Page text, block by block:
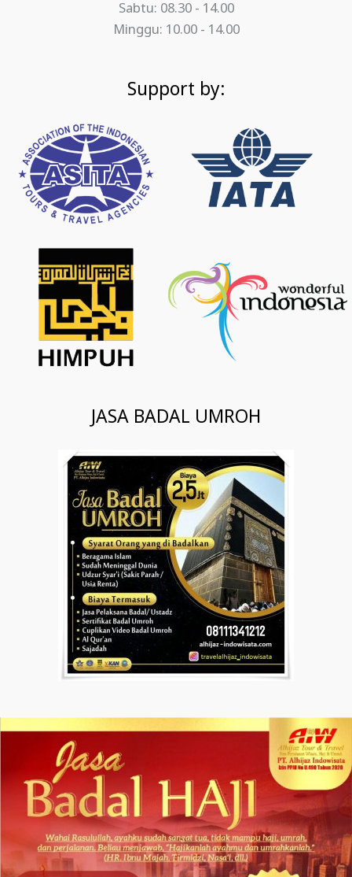
Sabtu: 08.30 - 14.00
Minggu: 10.00 - 14.00
Support by:
JASA BADAL UMROH